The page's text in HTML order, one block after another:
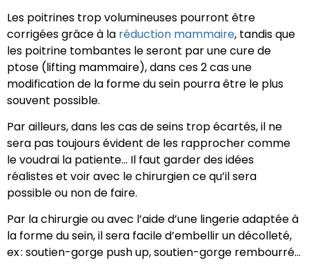
Les poitrines trop volumineuses pourront être
corrigées grâce à la réduction mammaire, tandis que
les poitrine tombantes le seront par une cure de
ptose (lifting mammaire), dans ces 2 cas une
modification de la forme du sein pourra être le plus
souvent possible.
Par ailleurs, dans les cas de seins trop écartés, il ne
sera pas toujours évident de les rapprocher comme
le voudrai la patiente… Il faut garder des idées
réalistes et voir avec le chirurgien ce qu’il sera
possible ou non de faire.
Par la chirurgie ou avec l’aide d’une lingerie adaptée à
la forme du sein, il sera facile d’embellir un décolleté,
ex : soutien-gorge push up, soutien-gorge rembourré…